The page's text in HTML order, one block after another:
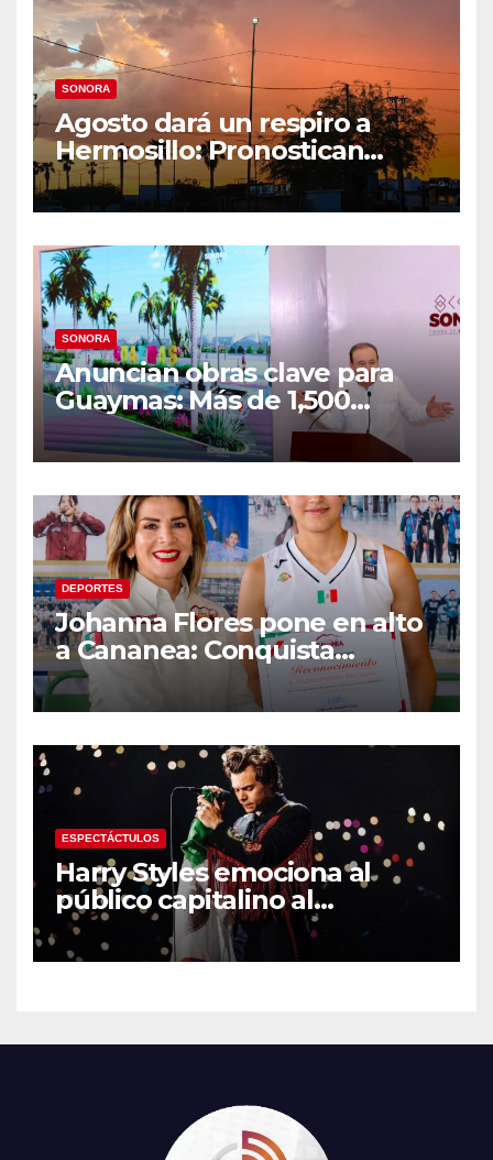
SONORA
Agosto dará un respiro a
Hermosillo: Pronostican
semana lluviosa y
temperaturas de hasta 34°C
SONORA
Anuncian obras clave para
Guaymas: Más de 1,500
viviendas, modernización del
malecón y nuevo hospital del
DEPORTES
Johanna Flores pone en alto
a Cananea: Conquista
medalla de plata con la
Selección Mexicana Sub-20
Centroamericanos
ESPECTÁCTULOS
Harry Styles emociona al
público capitalino al
interpretar “Cielito Lindo” en
su tercer concierto en la